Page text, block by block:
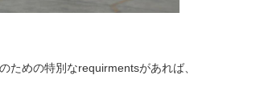
ための特別なrequirmentsがあれば、